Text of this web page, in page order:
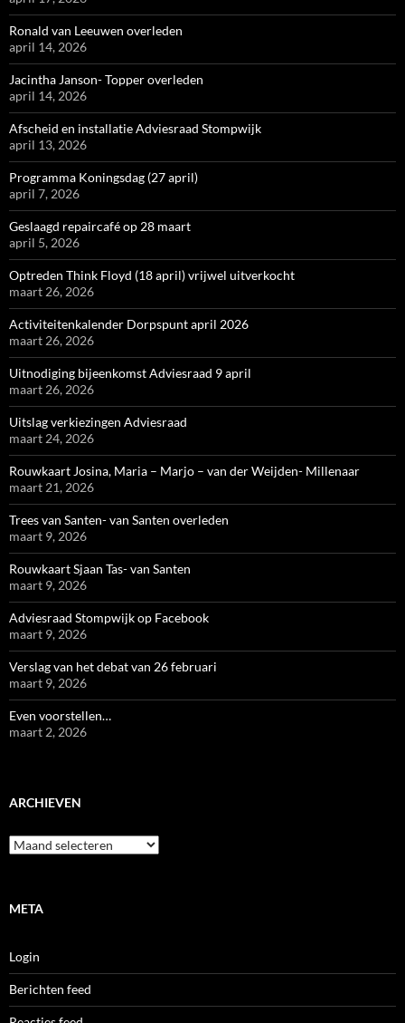
Ronald van Leeuwen overleden
april 14, 2026
Jacintha Janson- Topper overleden
april 14, 2026
Afscheid en installatie Adviesraad Stompwijk
april 13, 2026
Programma Koningsdag (27 april)
april 7, 2026
Geslaagd repaircafé op 28 maart
april 5, 2026
Optreden Think Floyd (18 april) vrijwel uitverkocht
maart 26, 2026
Activiteitenkalender Dorpspunt april 2026
maart 26, 2026
Uitnodiging bijeenkomst Adviesraad 9 april
maart 26, 2026
Uitslag verkiezingen Adviesraad
maart 24, 2026
Rouwkaart Josina, Maria – Marjo – van der Weijden- Millenaar
maart 21, 2026
Trees van Santen- van Santen overleden
maart 9, 2026
Rouwkaart Sjaan Tas- van Santen
maart 9, 2026
Adviesraad Stompwijk op Facebook
maart 9, 2026
Verslag van het debat van 26 februari
maart 9, 2026
Even voorstellen…
maart 2, 2026
ARCHIEVEN
Archieven
META
Login
Berichten feed